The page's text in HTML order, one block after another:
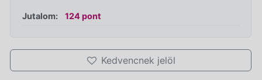
Jutalom: 124 pont
Kedvencnek jelöl